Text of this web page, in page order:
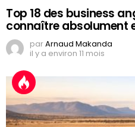
Top 18 des business
connaître absolument
parArnaud Makanda
il y a environ 11 mois